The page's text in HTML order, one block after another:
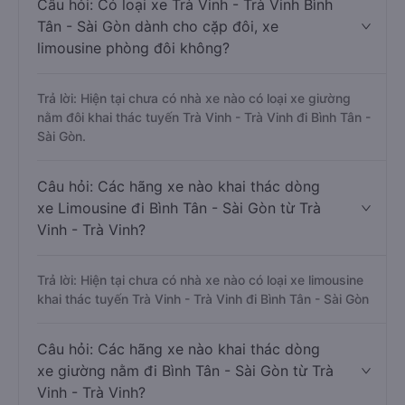
Câu hỏi: Có loại xe Trà Vinh - Trà Vinh Bình
Tân - Sài Gòn dành cho cặp đôi, xe
limousine phòng đôi không?
Trả lời: Hiện tại chưa có nhà xe nào có loại xe giường
nằm đôi khai thác tuyến Trà Vinh - Trà Vinh đi Bình Tân -
Sài Gòn.
Câu hỏi: Các hãng xe nào khai thác dòng
xe Limousine đi Bình Tân - Sài Gòn từ Trà
Vinh - Trà Vinh?
Trả lời: Hiện tại chưa có nhà xe nào có loại xe limousine
khai thác tuyến Trà Vinh - Trà Vinh đi Bình Tân - Sài Gòn
Câu hỏi: Các hãng xe nào khai thác dòng
xe giường nằm đi Bình Tân - Sài Gòn từ Trà
Vinh - Trà Vinh?